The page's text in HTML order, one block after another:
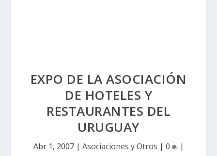
EXPO DE LA ASOCIACIÓN
DE HOTELES Y
RESTAURANTES DEL
URUGUAY
Abr 1, 2007| Asociaciones y Otros | 0 |